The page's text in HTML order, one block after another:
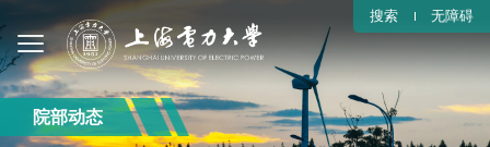
无障碍
搜索
院部动态